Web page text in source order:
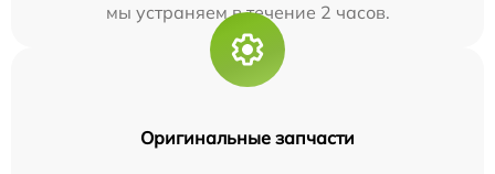
мы устраняем в течение 2 часов.
Оригинальные запчасти